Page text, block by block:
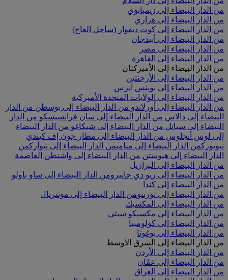
من الدار البيضاء إلى زيمبابوي
من الدار البيضاء إلى هراري
من الدار البيضاء إلى كوت ديفوار (ساحل العاج)
من الدار البيضاء إلى أبيدجان
من الدار البيضاء إلى مصر
من الدار البيضاء إلى القاهرة
من الدار البيضاء إلى الأميركتان
من الدار البيضاء إلى الأرجنتين
من الدار البيضاء إلى بوينس آيرس
من الدار البيضاء إلى الولايات المتحدة الأميركية
من الدار البيضاء إلى أورلاندو من الدار البيضاء إلى بوسطن من الدار
البيضاء إلى دالاس من الدار البيضاء إلى سان فرانسيسكو من الدار
البيضاء إلى سياتل من الدار البيضاء إلى شيكاغو من الدار البيضاء
إلى لوس أنجلوس من الدار البيضاء إلى مطار جون إف كيندي
نيويوركمن الدار البيضاء إلى مياميمن الدار البيضاء إلى نيوآركمن
الدار البيضاء إلى هيوستن من الدار البيضاء إلى واشنطن العاصمة
من الدار البيضاء إلى البرازيل
من الدار البيضاء إلى ريو دي جانيرومن الدار البيضاء إلى ساو باولو
من الدار البيضاء إلى كندا
من الدار البيضاء إلى تورنتومن الدار البيضاء إلى مونتريال
من الدار البيضاء إلى المكسيك
من الدار البيضاء إلى مكسيكو سيتي
من الدار البيضاء إلى كولومبيا
من الدار البيضاء إلى بوغوتا
من الدار البيضاء إلى الشرق الأوسط
من الدار البيضاء إلى الأردن
من الدار البيضاء إلى عمّان
من الدار البيضاء إلى العراق